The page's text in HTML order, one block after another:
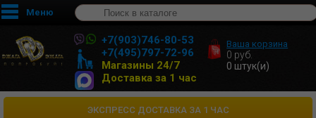
Меню
+7(903)746-80-53
+7(495)797-72-96
Магазины 24/7
Доставка за 1 час
Ваша корзина
0 руб.
0 штук(и)
ЭКСПРЕСС ДОСТАВКА ЗА 1 ЧАС